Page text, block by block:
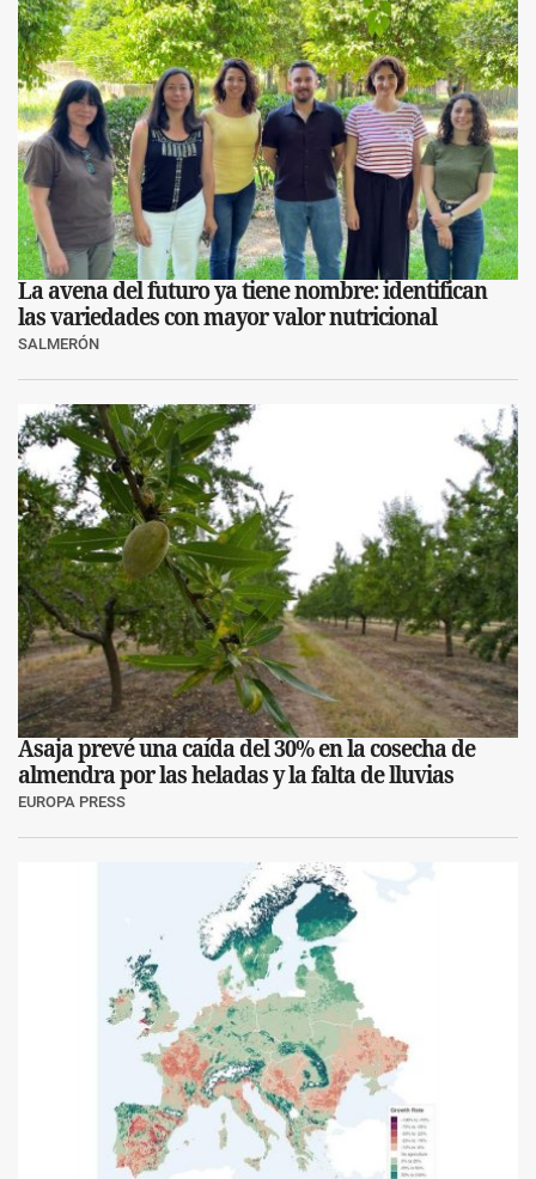
La avena del futuro ya tiene nombre: identifican
las variedades con mayor valor nutricional
SALMERÓN
Asaja prevé una caída del 30% en la cosecha de
almendra por las heladas y la falta de lluvias
EUROPA PRESS